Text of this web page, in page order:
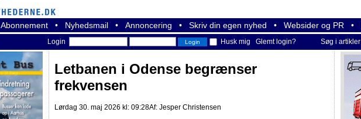
Abonnement • Nyhedsmail • Annoncering • Skriv din egen nyhed • Websider og PR •
Login Husk mig Glemt login? Søg i artikler
Letbanen i Odense begrænser
frekvensen
Lørdag 30. maj 2026 kl: 09:28Af: Jesper Christensen